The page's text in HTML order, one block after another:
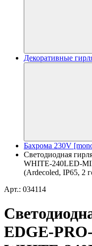
Декоративные
Бахрома 230V
Светодиодная
WHITE-240LED-
(Ardecoled, IP65, 2
Арт.: 034114
EDGE-